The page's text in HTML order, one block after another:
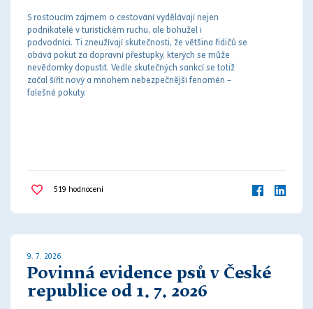
S rostoucím zájmem o cestování vydělávají nejen
podnikatelé v turistickém ruchu, ale bohužel i
podvodníci. Ti zneužívají skutečnosti, že většina řidičů se
obává pokut za dopravní přestupky, kterých se může
nevědomky dopustit. Vedle skutečných sankcí se totiž
začal šířit nový a mnohem nebezpečnější fenomén –
falešné pokuty.
519 hodnocení
9. 7. 2026
Povinná evidence psů v České
republice od 1. 7. 2026